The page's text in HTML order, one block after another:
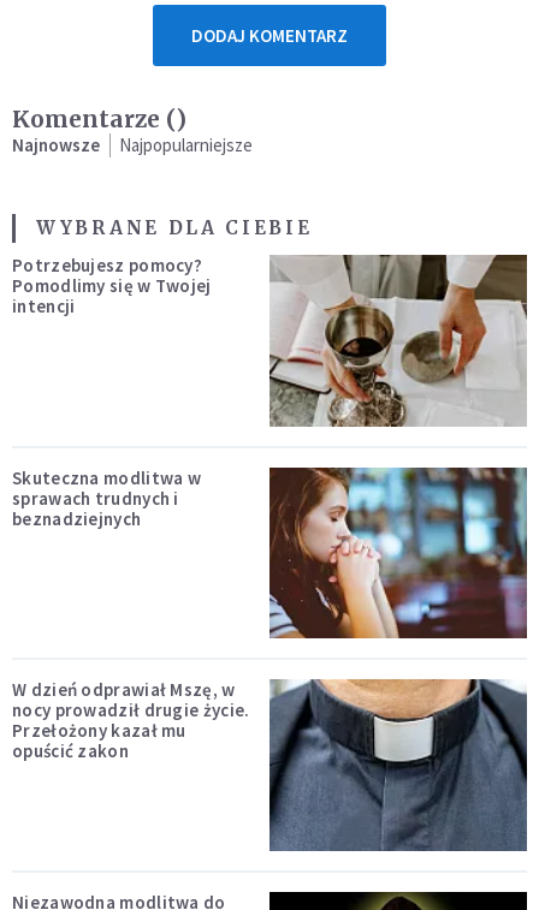
DODAJ KOMENTARZ
Komentarze ()
Najnowsze Najpopularniejsze
WYBRANE DLA CIEBIE
Potrzebujesz pomocy?
Pomodlimy się w Twojej
intencji
Skuteczna modlitwa w
sprawach trudnych i
beznadziejnych
W dzień odprawiał Mszę, w
nocy prowadził drugie życie.
Przełożony kazał mu
opuścić zakon
Niezawodna modlitwa do